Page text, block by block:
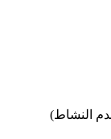
النشاط)